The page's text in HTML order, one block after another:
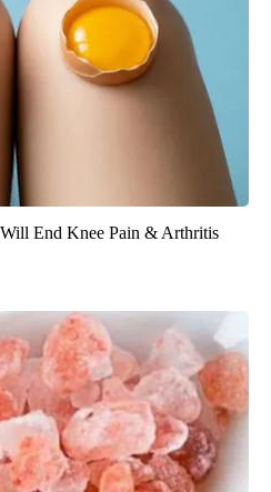
End Knee Pain & Arthritis